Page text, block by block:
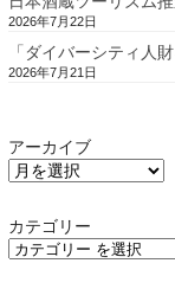
2026年7月22日
「ダイバーシティ人
2026年7月21日
アーカイブ
カテゴリー